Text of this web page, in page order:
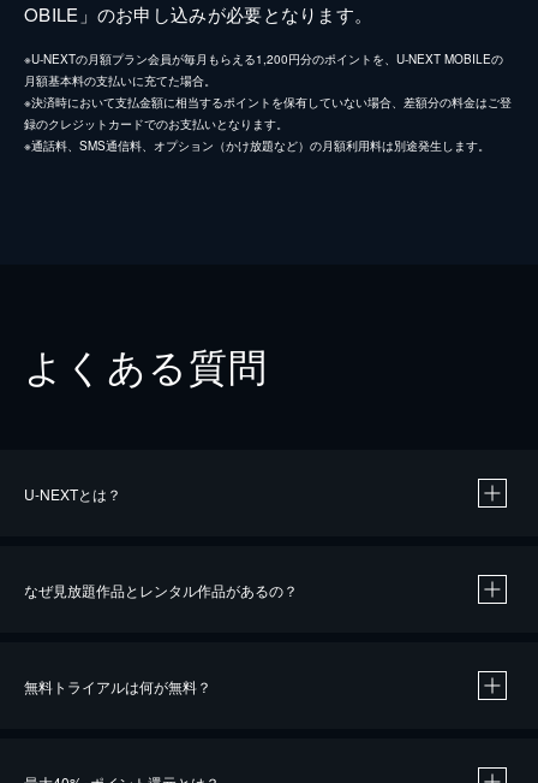
OBILE」のお申し込みが必要となります。
※U-NEXTの月額プラン会員が毎月もらえる1,200円分のポイントを、U-NEXT MOBILEの
月額基本料の支払いに充てた場合。
※決済時において支払金額に相当するポイントを保有していない場合、差額分の料金はご登
録のクレジットカードでのお支払いとなります。
※通話料、SMS通信料、オプション（かけ放題など）の月額利用料は別途発生します。
よくある質問
U-NEXTとは？
なぜ見放題作品とレンタル作品があるの？
無料トライアルは何が無料？